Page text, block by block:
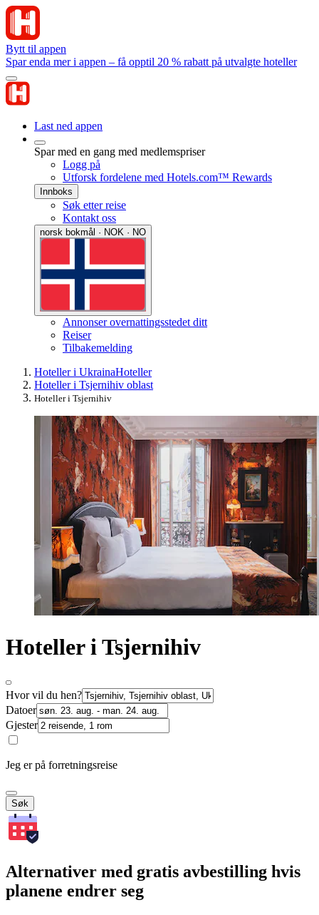
Bytt til appen
Spar enda mer i appen – få opptil 20 % rabatt på utvalgte hoteller
Last ned appen
Spar med en gang med medlemspriser
Logg på
Utforsk fordelene med Hotels.com™ Rewards
Innboks
Søk etter reise
Kontakt oss
norsk bokmål · NOK · NO
Annonser overnattingsstedet ditt
Reiser
Tilbakemelding
Hoteller i UkrainaHoteller
Hoteller i Tsjernihiv oblast
Hoteller i Tsjernihiv
Hoteller i Tsjernihiv
Hvor vil du hen?
Datoer
Gjester
Jeg er på forretningsreise
Søk
Alternativer med gratis avbestilling hvis
planene endrer seg